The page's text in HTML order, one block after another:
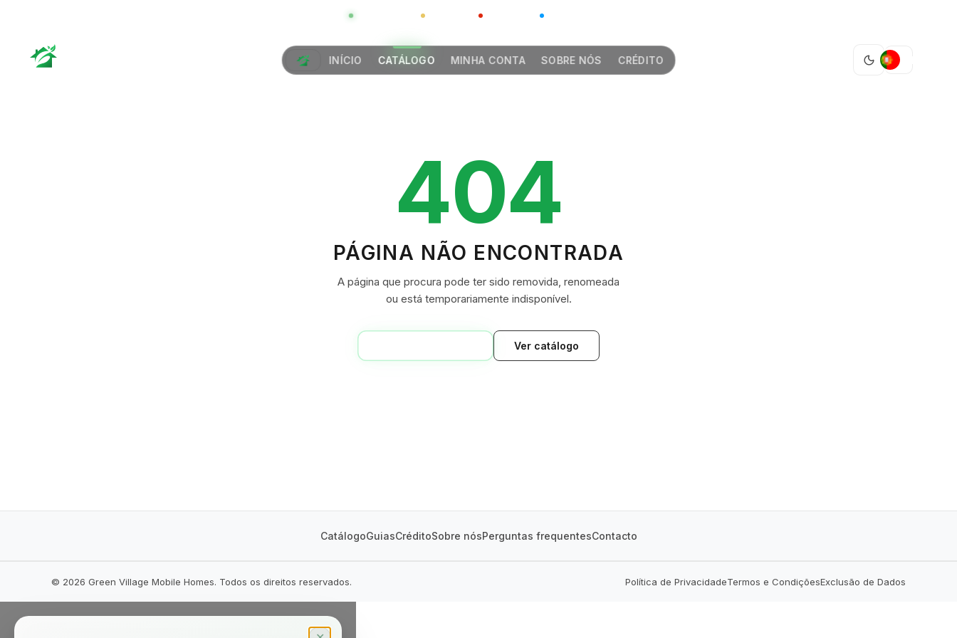
GLOBAL CHINA
INÍCIO CATÁLOGO MINHA CONTA SOBRE NÓS CRÉDITO
GREEN VILLAGE
404
PÁGINA NÃO ENCONTRADA
A página que procura pode ter sido removida, renomeada
ou está temporariamente indisponível.
Ver catálogo
CatálogoGuiasCréditoSobre nósPerguntas frequentesContacto
© 2026 Green Village Mobile Homes. Todos os direitos reservados. Política de PrivacidadeTermos e CondiçõesExclusão de Dados